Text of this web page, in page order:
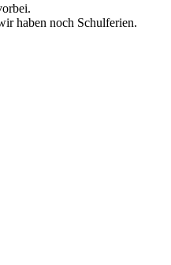
haben noch Schulferien.